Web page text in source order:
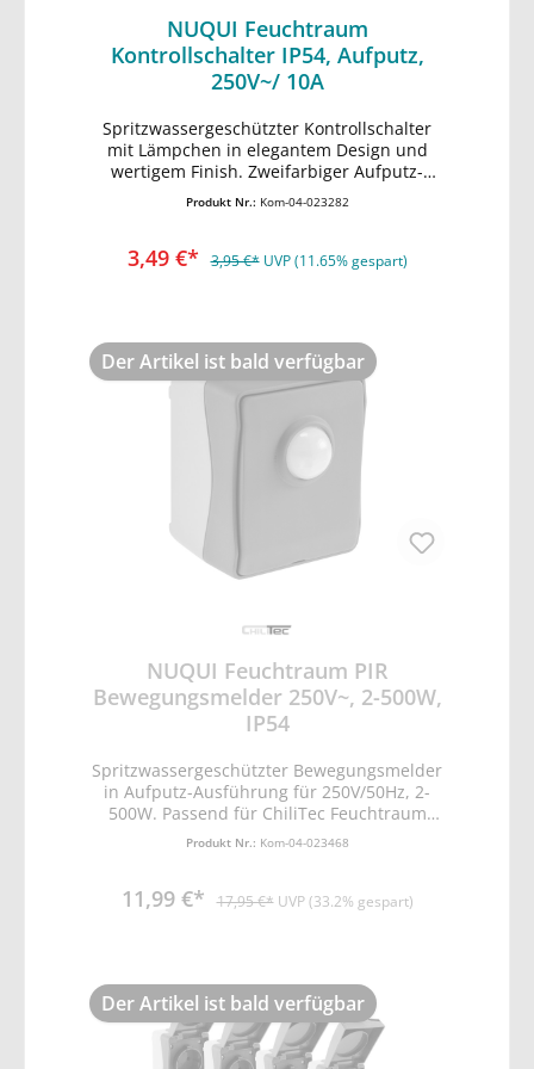
NUQUI Feuchtraum
Kontrollschalter IP54, Aufputz,
250V~/ 10A
Spritzwassergeschützter Kontrollschalter
mit Lämpchen in elegantem Design und
wertigem Finish. Zweifarbiger Aufputz-
Rahmen mit dunkelgrauem Deckel. •
komfortable Installation: Schraubenlose
250V~/ max. 10A • stabiler,
Produkt Nr.: Kom-04-023282
3,49 €* 3,95 €* UVP (11.65% gespart)
In den Warenkorb
Der Artikel ist bald verfügbar
NUQUI Feuchtraum PIR
Bewegungsmelder 250V~, 2-500W,
IP54
Spritzwassergeschützter Bewegungsmelder
in Aufputz-Ausführung für 250V/50Hz, 2-
500W. Passend für ChiliTec Feuchtraum
Serie. • hellgrauer Rahmen mit
(2-1000Lux) • Schaltdauer 5 Sek. - 10 Min. •
Installation durch 3-Pol Anschluss (L,N,
Lout) • Leistungsbereich 2-500W für
ohmsche Lasten wie Glühlampen, 2-300W
für induktive Lasten (Leuchtstoffröhren) und
Produkt Nr.: Kom-04-023468
11,99 €* 17,95 €* UVP (33.2% gespart)
Der Artikel ist bald verfügbar